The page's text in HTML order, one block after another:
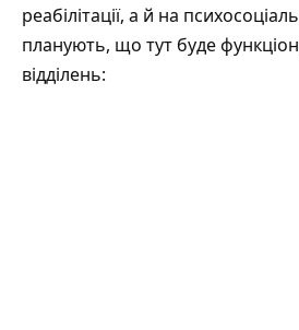
реабілітації, а й на
планують, що тут буде
відділень: